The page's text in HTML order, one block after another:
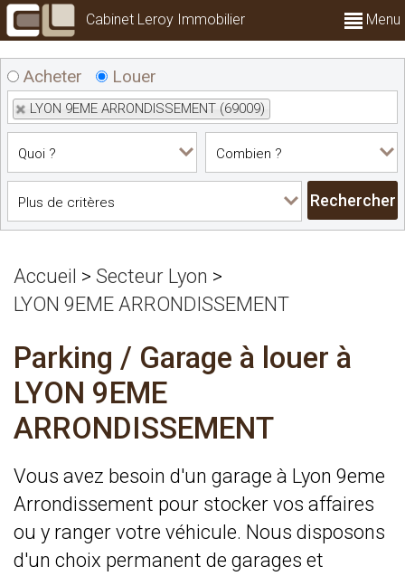
Cabinet Leroy Immobilier Menu
Acheter Louer
LYON 9EME ARRONDISSEMENT (69009)
Accueil > Secteur Lyon >
LYON 9EME ARRONDISSEMENT
Parking / Garage à louer à
LYON 9EME
ARRONDISSEMENT
Vous avez besoin d'un garage à Lyon 9eme
Arrondissement pour stocker vos affaires
ou y ranger votre véhicule. Nous disposons
d'un choix permanent de garages et